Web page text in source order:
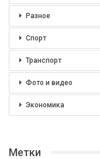
Разное
Спорт
Транспорт
Фото и видео
Экономика
Метки